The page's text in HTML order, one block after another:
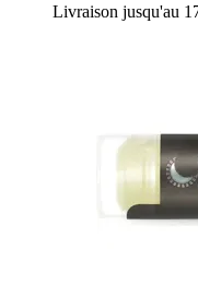
Livraison jusqu'au